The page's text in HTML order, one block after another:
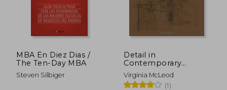
MBA En Diez Dias /
The Ten-Day MBA
Steven Silbiger
Detail in
Contemporary
Timber Architecture
Virginia McLeod
(1)